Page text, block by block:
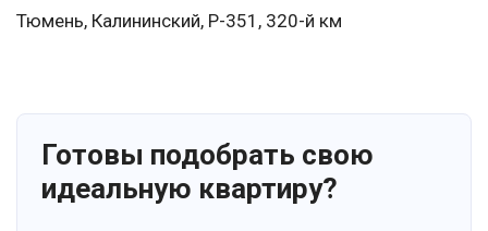
Тюмень, Калининский, Р-351, 320-й км
Готовы подобрать свою
идеальную квартиру?